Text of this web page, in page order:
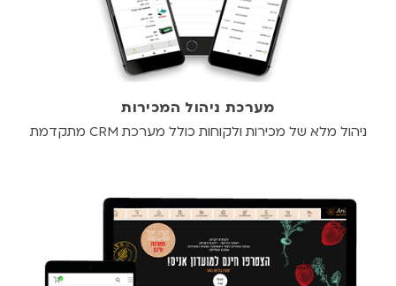
מערכת ניהול המכירות
ניהול מלא של מכירות ולקוחות כולל מערכת CRM מתקדמת